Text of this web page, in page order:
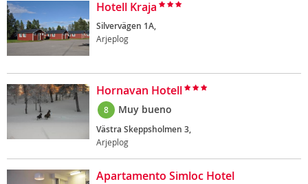
Hotell Kraja
Silvervägen 1A,
Arjeplog
Hornavan Hotell
8 Muy bueno
Västra Skeppsholmen 3,
Arjeplog
Apartamento Simloc Hotel